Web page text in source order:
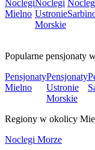
Noclegi
Mielno
Noclegi
Ustronie
Morskie
Popularne pensjonaty
Pensjonaty
Mielno
Pensjonaty
Ustronie
Morskie
Regiony w okolicy
Noclegi Morze